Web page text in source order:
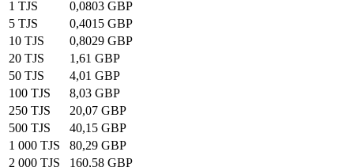
1 TJS
0,0803 GBP
5 TJS
0,4015 GBP
10 TJS
0,8029 GBP
20 TJS
1,61 GBP
50 TJS
4,01 GBP
100 TJS
8,03 GBP
250 TJS
20,07 GBP
500 TJS
40,15 GBP
1 000 TJS
80,29 GBP
2 000 TJS
160,58 GBP